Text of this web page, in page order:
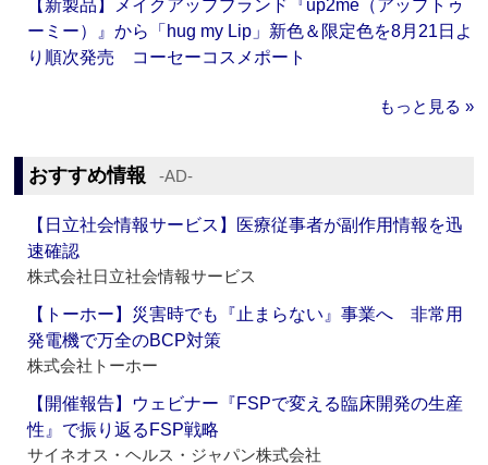
【新製品】メイクアップブランド『up2me（アップトゥ
ーミー）』から「hug my Lip」新色＆限定色を8月21日よ
り順次発売 コーセーコスメポート
もっと見る »
おすすめ情報 ‐AD‐
【日立社会情報サービス】医療従事者が副作用情報を迅
速確認
株式会社日立社会情報サービス
【トーホー】災害時でも『止まらない』事業へ 非常用
発電機で万全のBCP対策
株式会社トーホー
【開催報告】ウェビナー『FSPで変える臨床開発の生産
性』で振り返るFSP戦略
サイネオス・ヘルス・ジャパン株式会社